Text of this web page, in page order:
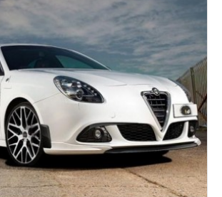
цены на все товары и комплекты;
обвесов и других
для тюнинга Alfa Romeo Giulietta;
России.
для тюнинга Альфа Ромео Джульетта
нам, либо отправив заявку на сайте